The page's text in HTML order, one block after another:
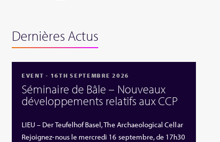
Dernières Actus
EVENT - 16TH SEPTEMBRE 2026
Séminaire de Bâle – Nouveaux
développements relatifs aux CCP
LIEU – Der Teufelhof Basel, The Archaeological Cellar
Rejoignez-nous le mercredi 16 septembre, de 17h30